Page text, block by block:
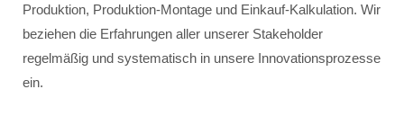
Produktion, Produktion-Montage und Einkauf-Kalkulation. Wir
beziehen die Erfahrungen aller unserer Stakeholder
regelmäßig und systematisch in unsere Innovationsprozesse
ein.